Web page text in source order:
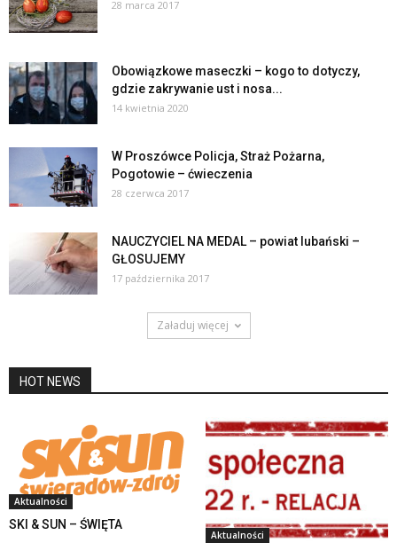
28 marca 2017
Obowiązkowe maseczki – kogo to dotyczy,
gdzie zakrywanie ust i nosa...
14 kwietnia 2020
W Proszówce Policja, Straż Pożarna,
Pogotowie – ćwieczenia
28 czerwca 2017
NAUCZYCIEL NA MEDAL – powiat lubański –
GŁOSUJEMY
17 października 2017
Załaduj więcej
HOT NEWS
Aktualności
SKI & SUN – ŚWIĘTA
Aktualności